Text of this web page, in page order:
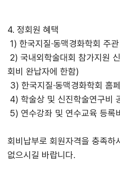
4. 정회원 혜택
1) 한국지질·동맥경화학회 주
2) 국내외학술대회 참가지원
회비 완납자에 한함)
3) 한국지질·동맥경화학회 홈
4) 학술상 및 신진학술연구비
5) 연수강좌 및 연수교육 등록
회비납부로 회원자격을 충족하
없으시길 바랍니다.